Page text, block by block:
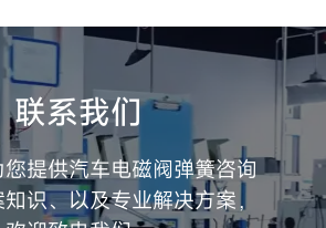
无源自力记忆合金温控阀
联系我们
提供汽车电磁阀弹簧咨询
识、以及专业解决方案，